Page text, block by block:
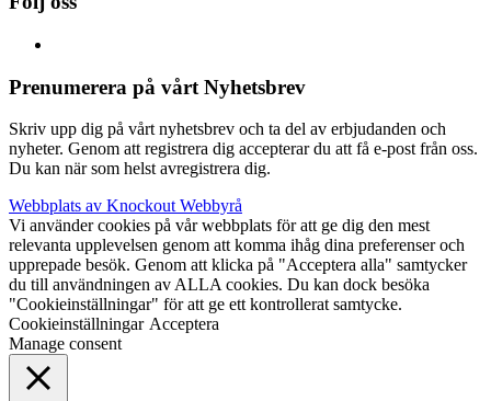
Prenumerera på vårt Nyhetsbrev
Skriv upp dig på vårt nyhetsbrev och ta del av erbjudanden och
nyheter. Genom att registrera dig accepterar du att få e-post från oss.
Du kan när som helst avregistrera dig.
Webbplats av Knockout Webbyrå
Vi använder cookies på vår webbplats för att ge dig den mest
relevanta upplevelsen genom att komma ihåg dina preferenser och
upprepade besök. Genom att klicka på "Acceptera alla" samtycker
du till användningen av ALLA cookies. Du kan dock besöka
"Cookieinställningar" för att ge ett kontrollerat samtycke.
Cookieinställningar Acceptera
Manage consent